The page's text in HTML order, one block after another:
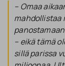
– Omaa
mahdollistaa
– eikä tämä
sillä parissa